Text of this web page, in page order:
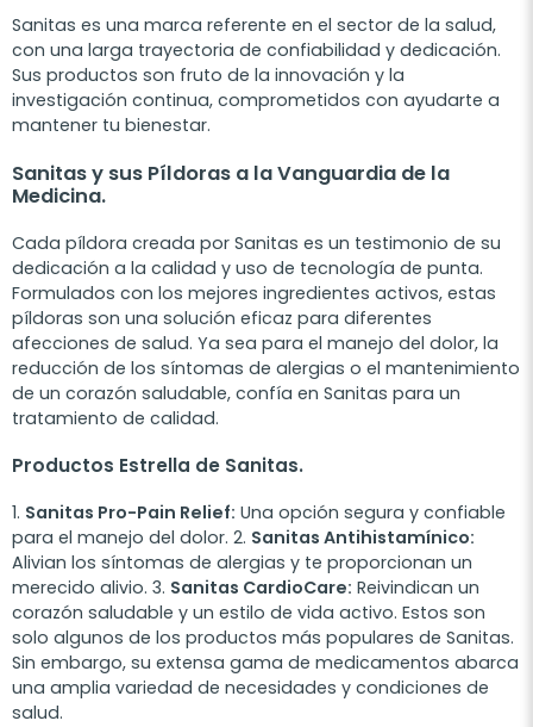
Sanitas es una marca referente en el sector de la salud,
con una larga trayectoria de confiabilidad y dedicación.
Sus productos son fruto de la innovación y la
investigación continua, comprometidos con ayudarte a
mantener tu bienestar.
Sanitas y sus Píldoras a la Vanguardia de la
Medicina.
Cada píldora creada por Sanitas es un testimonio de su
dedicación a la calidad y uso de tecnología de punta.
Formulados con los mejores ingredientes activos, estas
píldoras son una solución eficaz para diferentes
afecciones de salud. Ya sea para el manejo del dolor, la
reducción de los síntomas de alergias o el mantenimiento
de un corazón saludable, confía en Sanitas para un
tratamiento de calidad.
Productos Estrella de Sanitas.
1. Sanitas Pro-Pain Relief: Una opción segura y confiable
para el manejo del dolor. 2. Sanitas Antihistamínico:
Alivian los síntomas de alergias y te proporcionan un
merecido alivio. 3. Sanitas CardioCare: Reivindican un
corazón saludable y un estilo de vida activo. Estos son
solo algunos de los productos más populares de Sanitas.
Sin embargo, su extensa gama de medicamentos abarca
una amplia variedad de necesidades y condiciones de
salud.